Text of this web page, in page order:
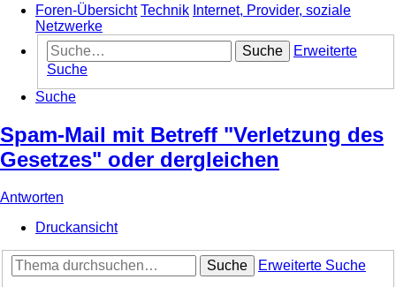
Foren-Übersicht Technik Internet, Provider, soziale
Netzwerke
Suche
Erweiterte
Suche
Suche
Spam-Mail mit Betreff "Verletzung des
Gesetzes" oder dergleichen
Antworten
Druckansicht
Suche
Erweiterte Suche